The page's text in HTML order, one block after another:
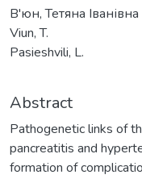
В'юн, Тетяна Іванівна
Viun, T.
Pasieshvili, L.
Abstract
Pathogenetic links of
pancreatitis and
formation of